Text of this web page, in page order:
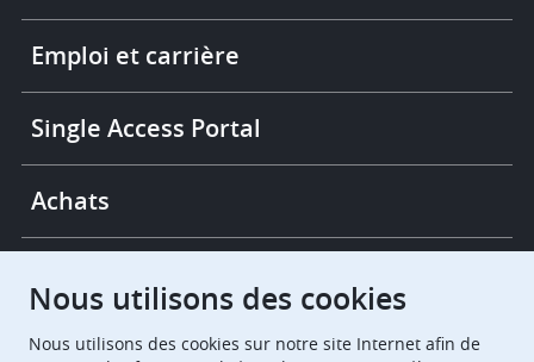
More
links
Emploi et carrière
Single Access Portal
Achats
European Patent Office EPO Jobs
Nous utilisons des cookies
Nous utilisons des cookies sur notre site Internet afin de